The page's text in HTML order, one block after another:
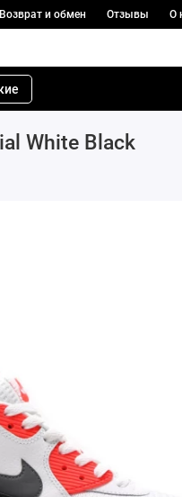
Возврат и обмен Отзывы О
White Black